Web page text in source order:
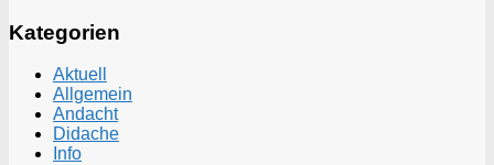
Kategorien
Aktuell
Allgemein
Andacht
Didache
Info